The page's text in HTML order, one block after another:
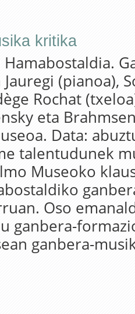
kritika
Hamabostaldia.
(pianoa),
Rochat
eta
Data:
talentudunek
Museoko
Oso
ganbera-
ganbera-